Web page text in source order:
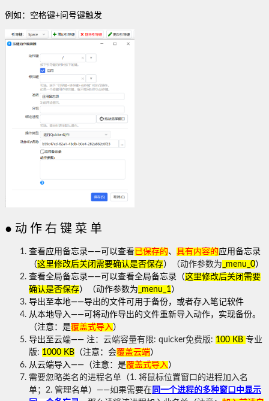
例如：空格键+问号键触发
● 动作右键菜单
查看应用备忘录——可以查看已保存的、 具有内容的应用备忘录
（这里修改后关闭需要确认是否保存） （动作参数为 _menu_0）
查看全局备忘录——可以查看全局备忘录（这里修改后关闭需要
确认是否保存）（动作参数为 _menu_1 ）
导出至本地——导出的文件可用于备份，或者存入笔记软件
从本地导入——可将动作导出的文件重新导入动作，实现备份。
（注意：是覆盖式导入 ）
导出至云端—— 注：云端容量有限: quicker免费版: 100 KB 专业
版: 1000 KB （注意：会覆盖云端）
从云端导入—— （注意：是覆盖式导入 ）
需要忽略类名的进程名单（1. 将鼠标位置窗口的进程加入名
单；2. 管理名单）——如果需要在 同一个进程的多种窗口中显示